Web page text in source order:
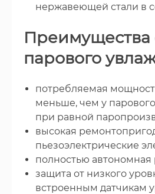
нержавеющей стали в
Преимущества
парового
потребляемая
меньше, чем у
при равной
высокая
пьезоэлектрические
полностью автономная
защита от низкого
встроенным датчикам